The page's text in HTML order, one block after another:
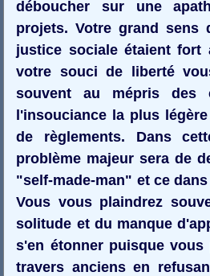
déboucher sur une
projets. Votre grand sens
justice sociale étaient fort
votre souci de liberté
souvent au mépris des
l'insouciance la plus
de règlements. Dans
problème majeur sera de
"self-made-man" et ce
Vous vous plaindrez
solitude et du manque
s'en étonner puisque
travers anciens en